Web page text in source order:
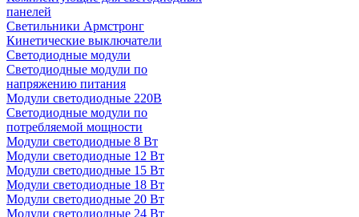
панелей
Светильники Армстронг
Кинетические выключатели
Светодиодные модули
Светодиодные модули по
напряжению питания
Модули светодиодные 220В
Светодиодные модули по
потребляемой мощности
Модули светодиодные 8 Вт
Модули светодиодные 12 Вт
Модули светодиодные 15 Вт
Модули светодиодные 18 Вт
Модули светодиодные 20 Вт
Модули светодиодные 24 Вт